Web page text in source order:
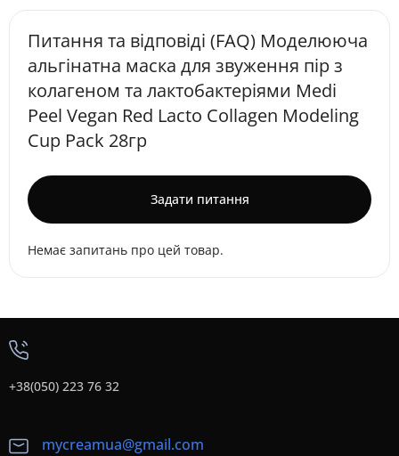
Питання та відповіді (FAQ) Моделююча
альгінатна маска для звуження пір з
колагеном та лактобактеріями Medi
Peel Vegan Red Lacto Collagen Modeling
Cup Pack 28гр
Задати питання
Немає запитань про цей товар.
+38(050) 223 76 32
mycreamua@gmail.com